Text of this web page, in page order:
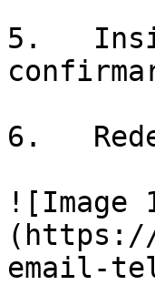
5.
6.
![Image
(https://
email-